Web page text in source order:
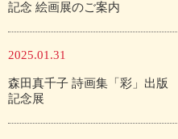
記念 絵画展のご案内
2025.01.31
森田真千子 詩画集「彩」出版
記念展